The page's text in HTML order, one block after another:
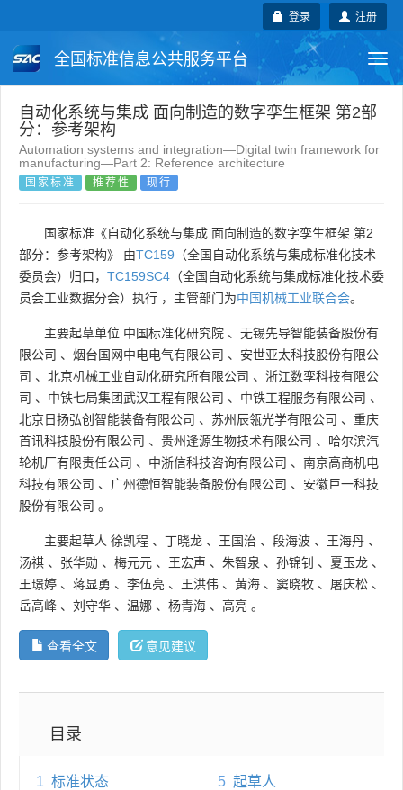
注册
登录
全国标准信息公共服务平台
国家标准 行业标准 地方标准
团体标准 企业标准 国际标准
自动化系统与集成 面向制造的数字孪生框架 第2部
分：参考架构
Automation systems and integration—Digital twin framework for
manufacturing—Part 2: Reference architecture
国家标准 推荐性 现行
国家标准《自动化系统与集成 面向制造的数字孪生框架 第2
部分：参考架构》 由TC159 （全国自动化系统与集成标准化技术
委员会）归口， TC159SC4 （全国自动化系统与集成标准化技术委
员会工业数据分会）执行 ，主管部门为中国机械工业联合会。
主要起草单位 中国标准化研究院 、 无锡先导智能装备股份有
限公司 、 烟台国网中电电气有限公司 、 安世亚太科技股份有限公
司 、 北京机械工业自动化研究所有限公司 、 浙江数孪科技有限公
司 、 中铁七局集团武汉工程有限公司 、 中铁工程服务有限公司 、
北京日扬弘创智能装备有限公司 、 苏州辰瓴光学有限公司 、 重庆
首讯科技股份有限公司 、 贵州逢源生物技术有限公司 、 哈尔滨汽
轮机厂有限责任公司 、 中浙信科技咨询有限公司 、 南京高商机电
科技有限公司 、 广州德恒智能装备股份有限公司 、 安徽巨一科技
股份有限公司 。
主要起草人 徐凯程 、 丁晓龙 、 王国治 、 段海波 、 王海丹 、
汤祺 、 张华勋 、 梅元元 、 王宏声 、 朱智泉 、 孙锦钊 、 夏玉龙 、
王璟婷 、 蒋显勇 、 李伍亮 、 王洪伟 、 黄海 、 窦晓牧 、 屠庆松 、
岳高峰 、 刘守华 、 温娜 、 杨青海 、 高亮 。
查看全文 意见建议
目录
1 标准状态
5 起草人